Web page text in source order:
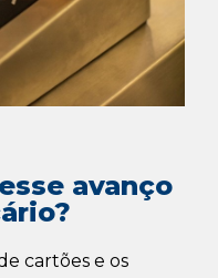
avanço
cartões e os